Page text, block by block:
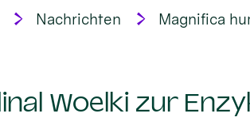
Nachrichten Magnifica
Woelki zur